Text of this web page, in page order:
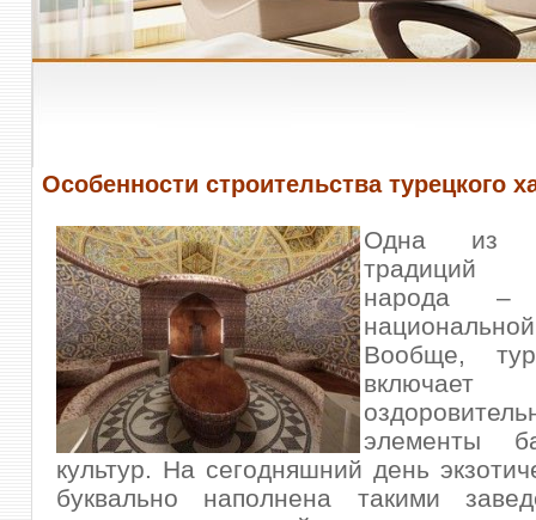
Особенности строительства турецкого
Одна из
традиций
народа –
Вообще,
элементы
культур. На сегодняшний день
буквально наполнена такими